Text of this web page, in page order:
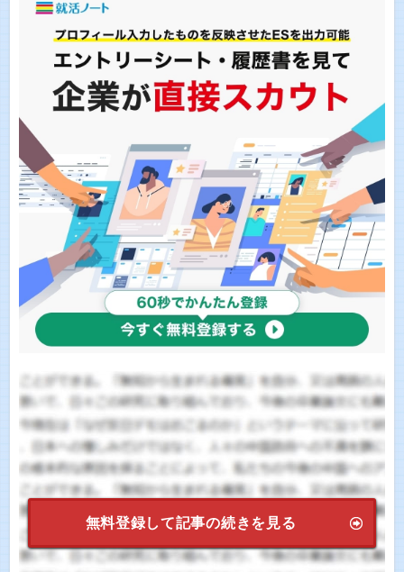
無料登録して記事の続きを見る